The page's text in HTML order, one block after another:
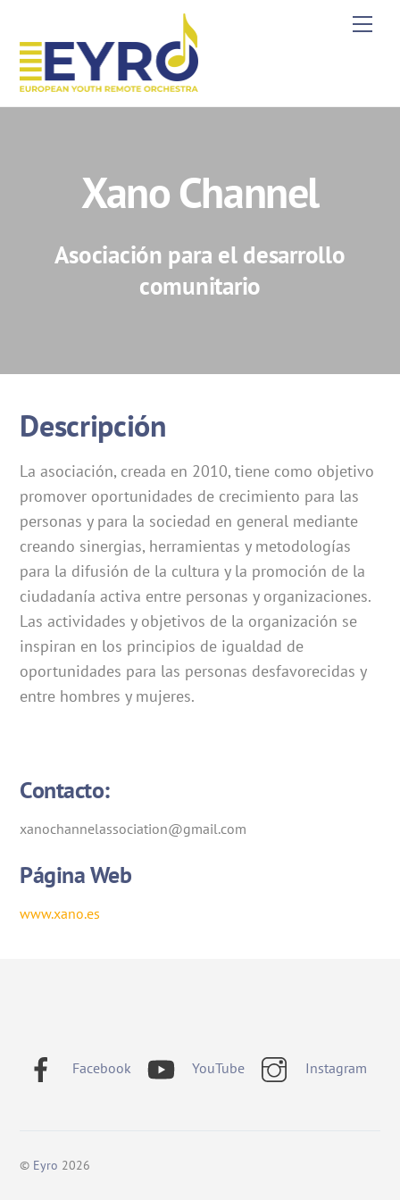
content
Xano Channel
Asociación para el desarrollo
comunitario
Descripción
La asociación, creada en 2010, tiene como objetivo
promover oportunidades de crecimiento para las
personas y para la sociedad en general mediante
creando sinergias, herramientas y metodologías
para la difusión de la cultura y la promoción de la
ciudadanía activa entre personas y organizaciones.
Las actividades y objetivos de la organización se
inspiran en los principios de igualdad de
oportunidades para las personas desfavorecidas y
entre hombres y mujeres.
Contacto:
xanochannelassociation@gmail.com
Página Web
www.xano.es
Facebook YouTube Instagram
© Eyro 2026